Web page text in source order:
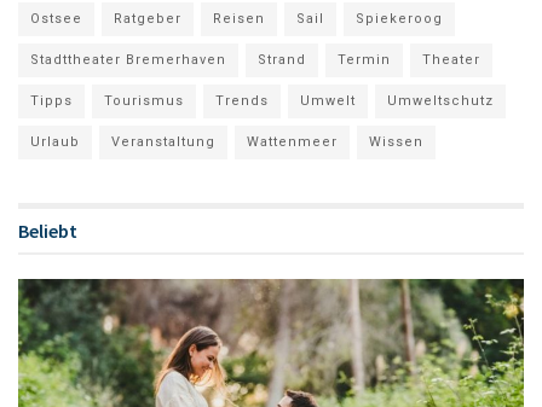
Ostsee Ratgeber Reisen Sail Spiekeroog
Stadttheater Bremerhaven Strand Termin Theater
Tipps Tourismus Trends Umwelt Umweltschutz
Urlaub Veranstaltung Wattenmeer Wissen
Beliebt